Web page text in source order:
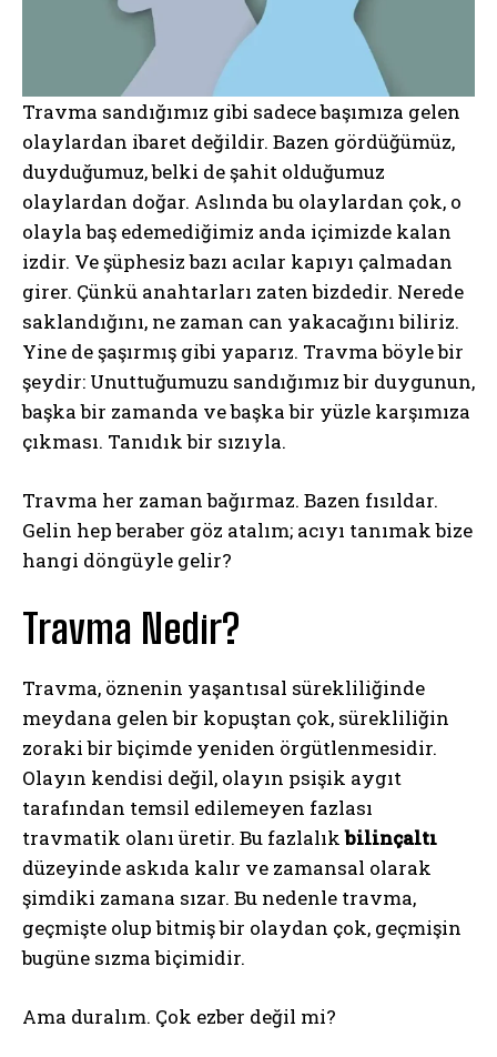
Travma sandığımız gibi sadece başımıza gelen
olaylardan ibaret değildir. Bazen gördüğümüz,
duyduğumuz, belki de şahit olduğumuz
olaylardan doğar. Aslında bu olaylardan çok, o
olayla baş edemediğimiz anda içimizde kalan
izdir. Ve şüphesiz bazı acılar kapıyı çalmadan
girer. Çünkü anahtarları zaten bizdedir. Nerede
saklandığını, ne zaman can yakacağını biliriz.
Yine de şaşırmış gibi yaparız. Travma böyle bir
şeydir: Unuttuğumuzu sandığımız bir duygunun,
başka bir zamanda ve başka bir yüzle karşımıza
çıkması. Tanıdık bir sızıyla.
Travma her zaman bağırmaz. Bazen fısıldar.
Gelin hep beraber göz atalım; acıyı tanımak bize
hangi döngüyle gelir?
Travma Nedir?
Travma, öznenin yaşantısal sürekliliğinde
meydana gelen bir kopuştan çok, sürekliliğin
zoraki bir biçimde yeniden örgütlenmesidir.
Olayın kendisi değil, olayın psişik aygıt
tarafından temsil edilemeyen fazlası
travmatik olanı üretir. Bu fazlalıkbilinçaltı
düzeyinde askıda kalır ve zamansal olarak
şimdiki zamana sızar. Bu nedenle travma,
geçmişte olup bitmiş bir olaydan çok, geçmişin
bugüne sızma biçimidir.
Ama duralım. Çok ezber değil mi?